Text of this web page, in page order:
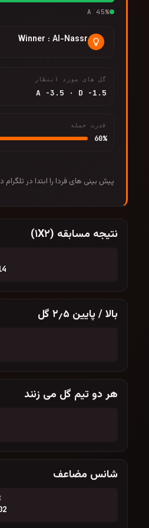
A 45%
Winner : Al-Nassr
گل های مورد انتظار
A -3.5 · D -1.5
قدرت حمله
60%
پیش بینی های فردا را ابتدا در
نتیجه مسابقه (۱X۲)
بالا / پایین ۲٫۵ گل
هر دو تیم گل می زنند
شانس مضاعف